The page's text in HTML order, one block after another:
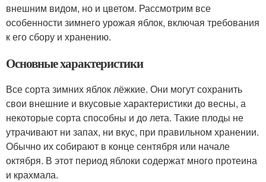
внешним видом, но и цветом. Рассмотрим все
особенности зимнего урожая яблок, включая требования
к его сбору и хранению.
Основные характеристики
Все сорта зимних яблок лёжкие. Они могут сохранить
свои внешние и вкусовые характеристики до весны, а
некоторые сорта способны и до лета. Такие плоды не
утрачивают ни запах, ни вкус, при правильном хранении.
Обычно их собирают в конце сентября или начале
октября. В этот период яблоки содержат много протеина
и крахмала.